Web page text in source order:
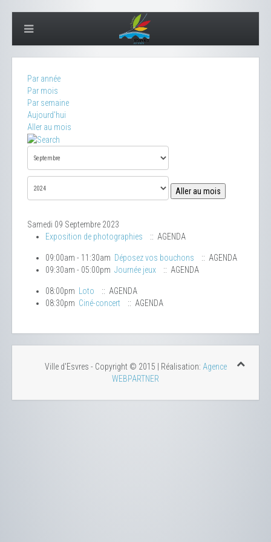
Par année
Par mois
Par semaine
Aujourd'hui
Aller au mois
Aller au mois
Samedi 09 Septembre 2023
Exposition de photographies
:: AGENDA
09:00am - 11:30am Déposez vos bouchons
:: AGENDA
09:30am - 05:00pm Journée jeux :: AGENDA
08:00pm Loto
:: AGENDA
08:30pm Ciné-concert :: AGENDA
Ville d'Esvres - Copyright © 2015 | Réalisation: Agence
WEBPARTNER